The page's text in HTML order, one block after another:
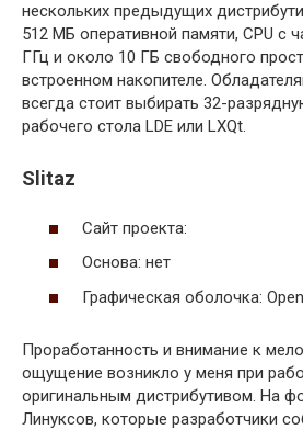
нескольких предыдущих
512 МБ оперативной памяти, CPU с
ГГц и около 10 ГБ свободного
встроенном накопителе.
всегда стоит выбирать 32-
рабочего стола LDE или LXQt.
Slitaz
Сайт проекта:
Основа: нет
Графическая оболочка:
Проработанность и внимание к
ощущение возникло у меня при
оригинальным дистрибутивом. На
Линуксов, которые разработчики